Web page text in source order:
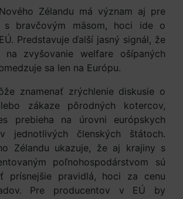
Zélandu má význam aj pre
s bravčovým mäsom, hoci ide o
Predstavuje ďalší jasný signál, že
zvyšovanie welfare ošípaných
sa len na Európu.
znamenať zrýchlenie diskusie o
zákaze pôrodných kotercov,
prebieha na úrovni európskych
jednotlivých členských štátoch.
Zélandu ukazuje, že aj krajiny s
poľnohospodárstvom sú
prísnejšie pravidlá, hoci za cenu
Pre producentov v EÚ by